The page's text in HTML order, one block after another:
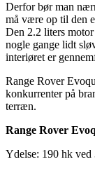
Derfor bør man
må være op til den
Den 2.2 liters
nogle gange lidt
interiøret er
Range Rover
konkurrenter på
terræn.
Range Rover
Ydelse: 190 hk